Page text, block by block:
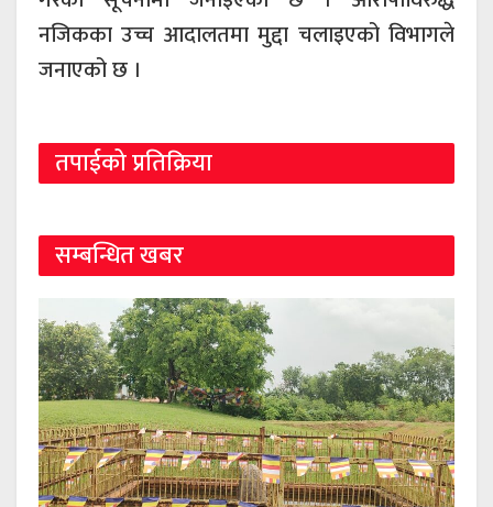
नजिकका उच्च आदालतमा मुद्दा चलाइएको विभागले
जनाएको छ ।
तपाईको प्रतिक्रिया
सम्बन्धित खबर